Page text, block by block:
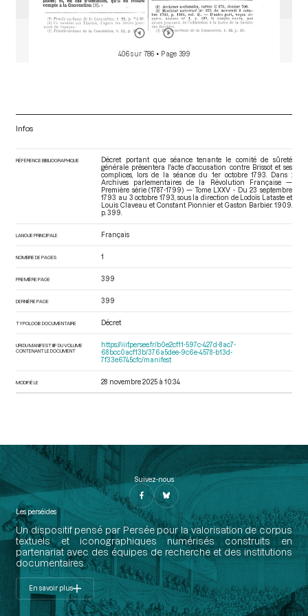
406 sur 786 • Page 399
Infos
RÉFÉRENCE BIBLIOGRAPHIQUE
Décret portant que séance tenante le comité de sûreté
générale présentera l'acte d'accusation contre Brissot et ses
complices, lors de la séance du 1er octobre 1793. Dans :
Archives parlementaires de la Révolution Française —
Première série (1787-1799) — Tome LXXV - Du 23 septembre
1793 au 3 octobre 1793 , sous la direction de Lodoïs Lataste et
Louis Claveau et Constant Pionnier et Gaston Barbier. 1909.
p. 399.
LANGUE PRINCIPALE Français
NOMBRE DE PAGES 1
PREMIÈRE PAGE 399
DERNIÈRE PAGE 399
TYPOLOGIE DOCUMENTAIRE Décret
URI DU MANIFEST IIIF DU VOLUME
CONTENANT LE DOCUMENT
https://iiif.persee.fr/b0e2cf11-597c-427d-8ac7-
68bcc0acf13b/376a5dee-9c6e-4578-b13d-
7f33e6745cfc/manifest
MODIFIÉ LE 28 novembre 2025 à 10:34
Suivez-nous
Les perséides
Un dispositif pensé par Persée pour la valorisation de corpus
textuels et iconographiques numérisés construits en
partenariat avec des équipes de recherche et des institutions
documentaires.
En savoir plus